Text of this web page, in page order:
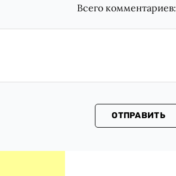
Всего комментариев:
ОТПРАВИТЬ